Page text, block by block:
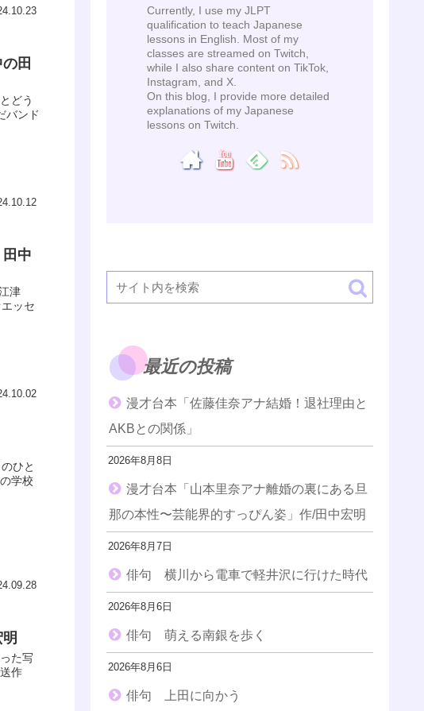
田
どう
バンド
中
津
ッセ
ひと
学校
た写
作
Currently, I use my JLPT
qualification to teach Japanese
lessons in English. Most of my
classes are streamed on Twitch,
while I also share content on TikTok,
Instagram, and X.
On this blog, I provide more detailed
explanations of my Japanese
lessons on Twitch.
最近の投稿
漫才台本「佐藤佳奈アナ結婚！退社理由と
AKBとの関係」
2026年8月8日
漫才台本「山本里奈アナ離婚の裏にある旦
那の本性〜芸能界的すっぴん姿」作/田中宏明
2026年8月7日
俳句 横川から電車で軽井沢に行けた時代
2026年8月6日
俳句 萌える南銀を歩く
2026年8月6日
俳句 上田に向かう